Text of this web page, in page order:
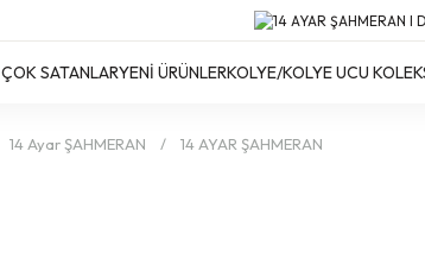
Türkiye’nin
Türkiye’nin
Türkiye’nin
ÇOK SATANLARYENİ ÜRÜNLERKOLYE/KOLYE UCU
14 Ayar ŞAHMERAN 14 AYAR ŞAHMERAN